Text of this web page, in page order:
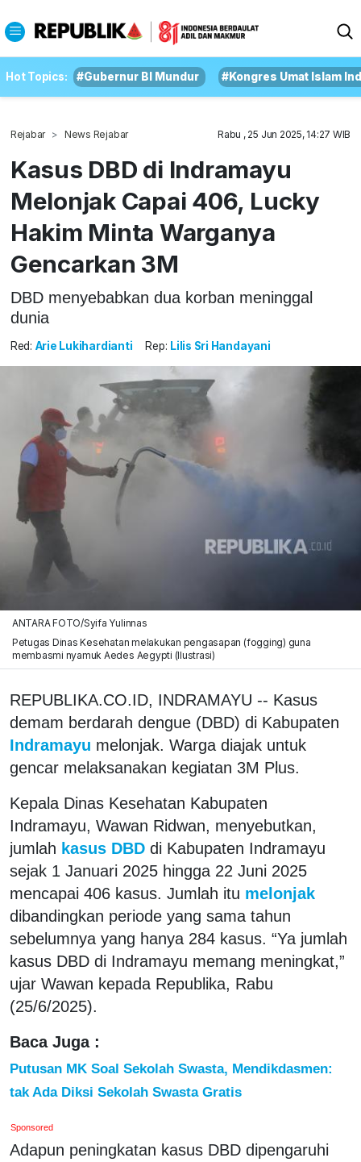
Hot Topics: #Gubernur BI Mundur #Kongres Umat Islam
Rejabar News Rejabar Rabu , 25 Jun 2025, 14:27 WIB
Kasus DBD di Indramayu
Melonjak Capai 406, Lucky
Hakim Minta Warganya
Gencarkan 3M
DBD menyebabkan dua korban meninggal
dunia
Red: Arie Lukihardianti Rep: Lilis Sri Handayani
ANTARA FOTO/Syifa Yulinnas
Petugas Dinas Kesehatan melakukan pengasapan (fogging) guna
membasmi nyamuk Aedes Aegypti (Ilustrasi)
REPUBLIKA.CO.ID, INDRAMAYU -- Kasus
demam berdarah dengue (DBD) di Kabupaten
Indramayu melonjak. Warga diajak untuk
gencar melaksanakan kegiatan 3M Plus.
Kepala Dinas Kesehatan Kabupaten
Indramayu, Wawan Ridwan, menyebutkan,
jumlah kasus DBD di Kabupaten Indramayu
sejak 1 Januari 2025 hingga 22 Juni 2025
mencapai 406 kasus. Jumlah itu melonjak
dibandingkan periode yang sama tahun
sebelumnya yang hanya 284 kasus. “Ya jumlah
kasus DBD di Indramayu memang meningkat,”
ujar Wawan kepada Republika, Rabu
(25/6/2025).
Baca Juga :
Putusan MK Soal Sekolah Swasta, Mendikdasmen:
tak Ada Diksi Sekolah Swasta Gratis
Sponsored
Adapun peningkatan kasus DBD dipengaruhi